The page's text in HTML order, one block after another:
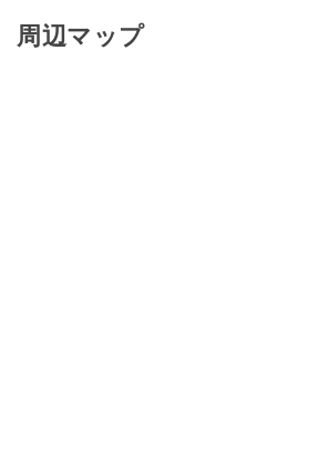
周辺マップ